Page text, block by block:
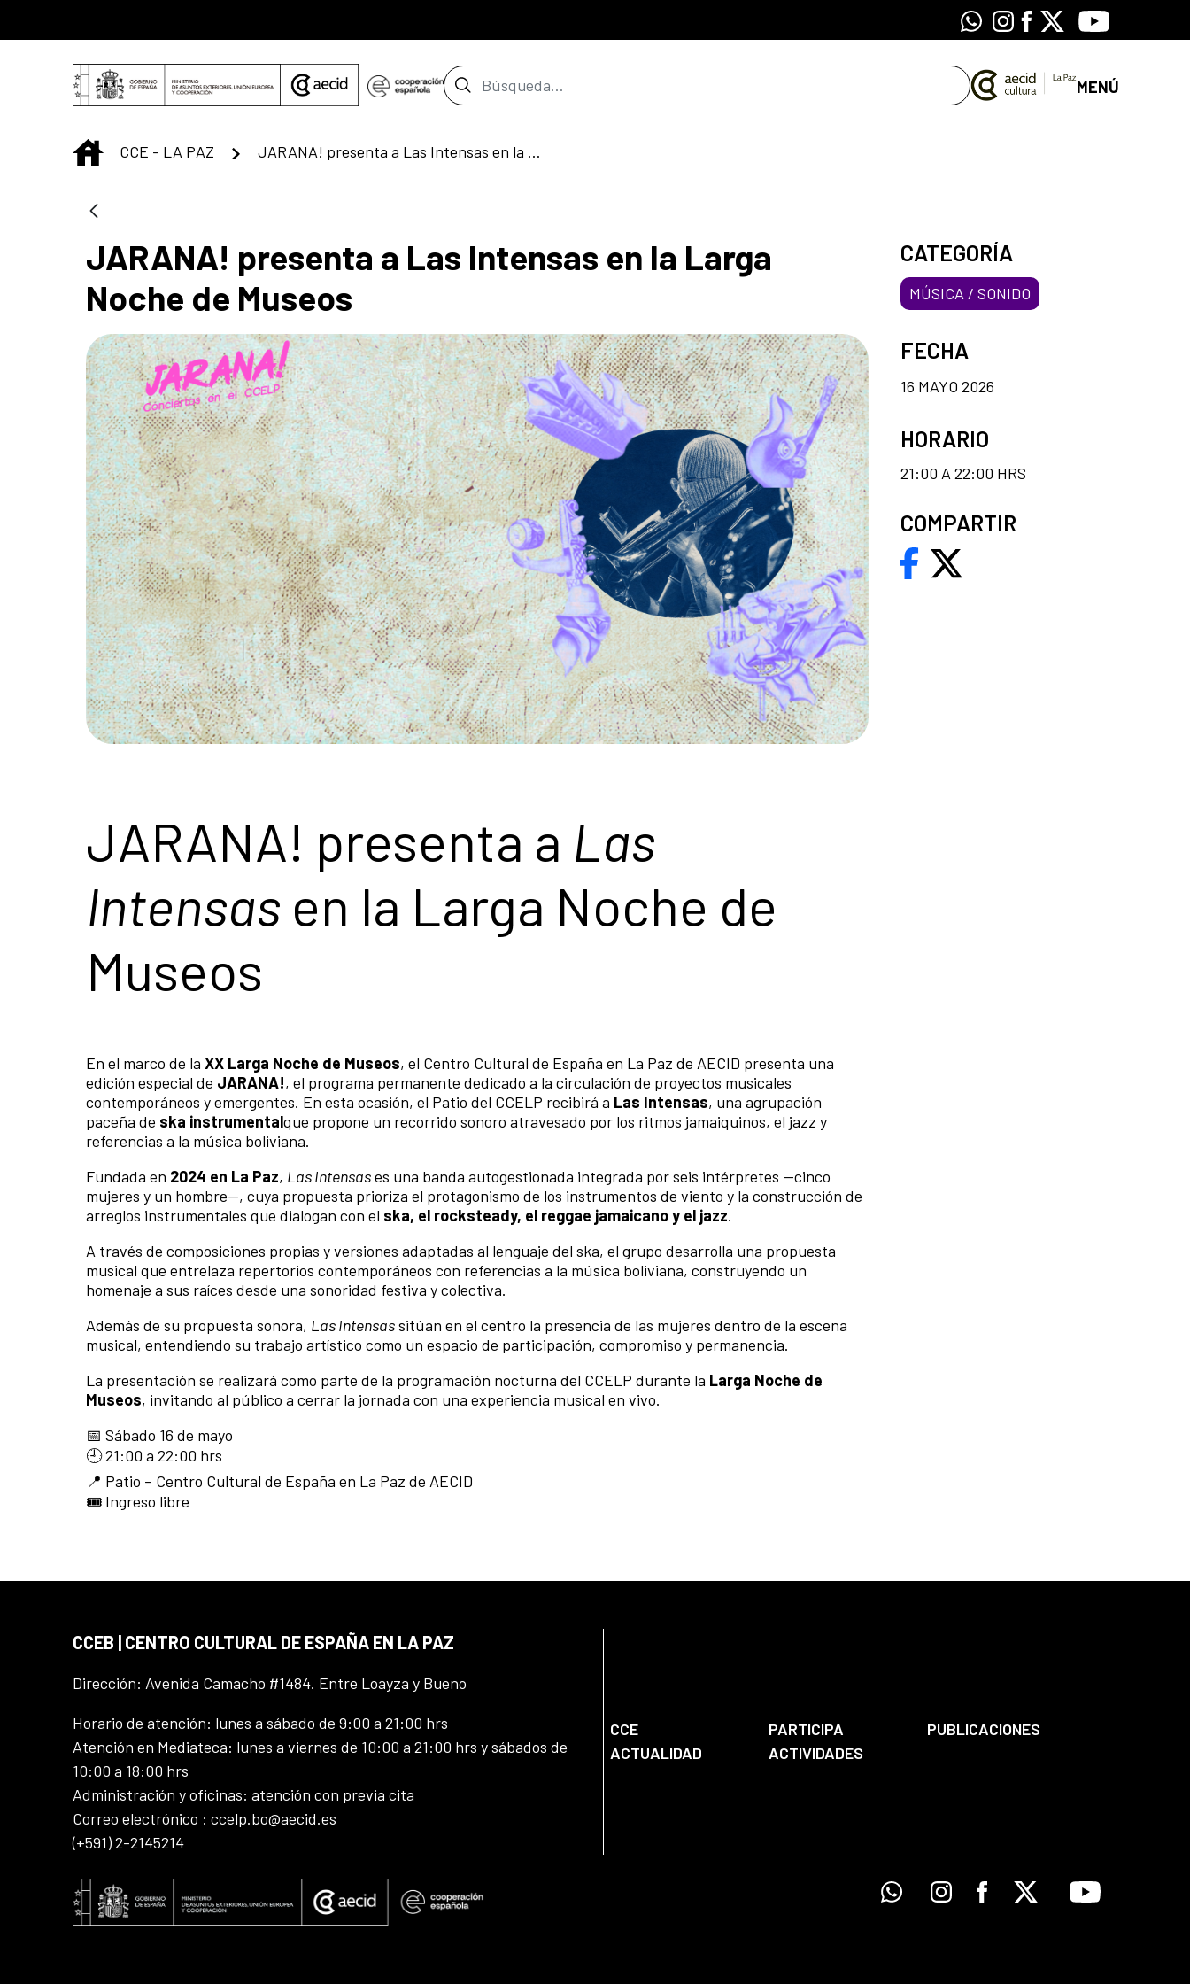
WhatsappInstagram
Facebook
X Youtube
Barra de búsqueda MENÚ
INICIO
CCE - LA PAZ JARANA! presenta a Las Intensas en la Larga Noche de Museos
JARANA! presenta a Las Intensas en la Larga
Noche de Museos
JARANA! presenta a Las
Intensas en la Larga Noche de
Museos
En el marco de la XX Larga Noche de Museos, el Centro Cultural de España en La Paz de AECID presenta una
edición especial de JARANA!, el programa permanente dedicado a la circulación de proyectos musicales
contemporáneos y emergentes. En esta ocasión, el Patio del CCELP recibirá a Las Intensas, una agrupación
paceña de ska instrumentalque propone un recorrido sonoro atravesado por los ritmos jamaiquinos, el jazz y
referencias a la música boliviana.
Fundada en 2024 en La Paz, Las Intensases una banda autogestionada integrada por seis intérpretes —cinco
mujeres y un hombre—, cuya propuesta prioriza el protagonismo de los instrumentos de viento y la construcción de
arreglos instrumentales que dialogan con el ska, el rocksteady, el reggae jamaicano y el jazz.
A través de composiciones propias y versiones adaptadas al lenguaje del ska, el grupo desarrolla una propuesta
musical que entrelaza repertorios contemporáneos con referencias a la música boliviana, construyendo un
homenaje a sus raíces desde una sonoridad festiva y colectiva.
Además de su propuesta sonora, Las Intensassitúan en el centro la presencia de las mujeres dentro de la escena
musical, entendiendo su trabajo artístico como un espacio de participación, compromiso y permanencia.
La presentación se realizará como parte de la programación nocturna del CCELP durante la Larga Noche de
Museos, invitando al público a cerrar la jornada con una experiencia musical en vivo.
📅 Sábado 16 de mayo
🕘 21:00 a 22:00 hrs
📍 Patio – Centro Cultural de España en La Paz de AECID
🎟️ Ingreso libre
CATEGORÍA
MÚSICA / SONIDO
FECHA
16 MAYO 2026
HORARIO
21:00 A 22:00 HRS
COMPARTIR
CCEB | CENTRO CULTURAL DE ESPAÑA EN LA PAZ
Dirección: Avenida Camacho #1484. Entre Loayza y Bueno
Horario de atención: lunes a sábado de 9:00 a 21:00 hrs
Atención en Mediateca: lunes a viernes de 10:00 a 21:00 hrs y sábados de
10:00 a 18:00 hrs
Administración y oficinas: atención con previa cita
Correo electrónico : ccelp.bo@aecid.es
(+591) 2-2145214
CCE PARTICIPA
PUBLICACIONES
ACTUALIDAD
ACTIVIDADES
WhatsappInstagramFacebook
X Youtube